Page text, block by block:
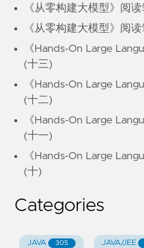
《从零构建大模型》阅
《从零构建大模型》阅
《Hands-On Large
(十三)
《Hands-On Large
(十二)
《Hands-On Large
(十一)
《Hands-On Large
(十)
Categories
JAVA 305 JAVA/JEE